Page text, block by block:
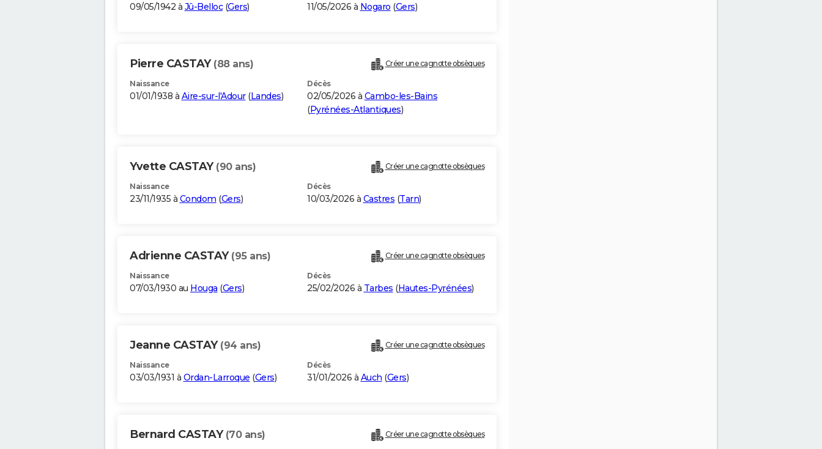
09/05/1942 à Jû-Belloc(Gers) 11/05/2026 à Nogaro (Gers)
Pierre CASTAY (88 ans) Créer une cagnotte obsèques
Naissance
01/01/1938 à Aire-sur-l'Adour(Landes)
Décès
02/05/2026 à Cambo-les-Bains
(Pyrénées-Atlantiques)
Yvette CASTAY (90 ans) Créer une cagnotte obsèques
Naissance
23/11/1935 à Condom (Gers)
Décès
10/03/2026 à Castres (Tarn)
Adrienne CASTAY (95 ans) Créer une cagnotte obsèques
Naissance
07/03/1930 au Houga (Gers)
Décès
25/02/2026 à Tarbes (Hautes-Pyrénées)
Jeanne CASTAY (94 ans) Créer une cagnotte obsèques
Naissance
03/03/1931 à Ordan-Larroque (Gers)
Décès
31/01/2026 à Auch (Gers)
Bernard CASTAY (70 ans) Créer une cagnotte obsèques